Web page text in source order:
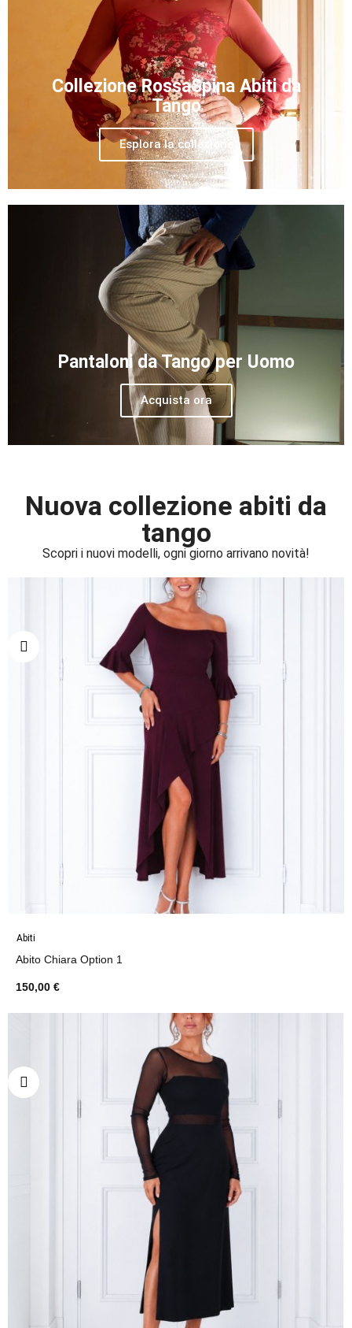
Collezione RossaSpina Abiti da
Tango
Esplora la collezione
Pantaloni da Tango per Uomo
Acquista ora
Nuova collezione abiti da
tango
Scopri i nuovi modelli, ogni giorno arrivano novità!
Abiti
Abito Chiara Option 1
150,00 €